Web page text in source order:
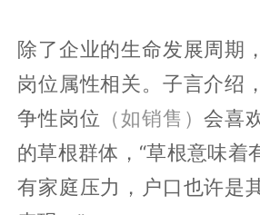
除了企业的生命发展周期
岗位属性相关。子言介绍
争性岗位 （如销售）会喜
的草根群体，“草根意味着
有家庭压力，户口也许是